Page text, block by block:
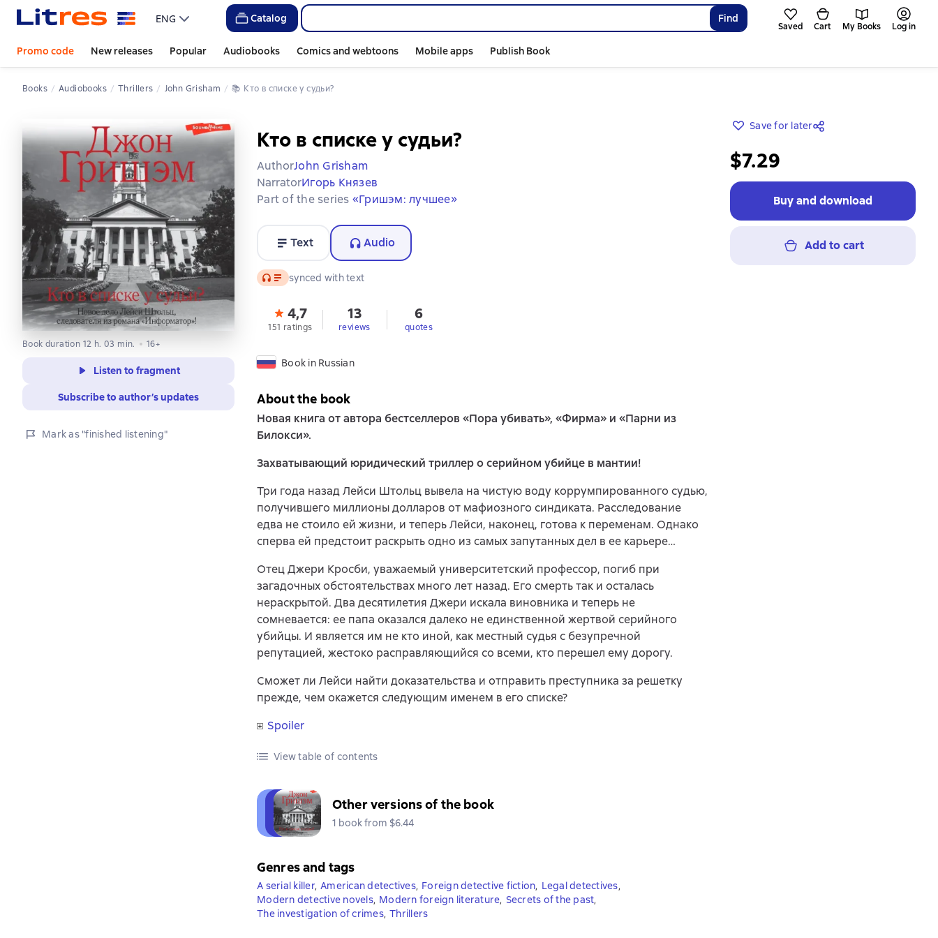
ENG Catalog Find
Saved Cart My Books Log in
Promo code New releases Popular Audiobooks Comics and webtoons Mobile apps Publish Book
Books Audiobooks Thrillers John Grisham 📚 Кто в списке у судьи?
Book duration 12 h. 03 min. 16+
Listen to fragment
Subscribe to author’s updates
Mark as "finished listening"
Кто в списке у судьи?
AuthorJohn Grisham
NarratorИгорь Князев
Part of the series «Гришэм: лучшее»
Text Audio
Audio synced with text
4,7
151 ratings
13
reviews
6
quotes
Book in Russian
Save for later
$7.29
Buy and download
Add to cart
About the book
Новая книга от автора бестселлеров «Пора убивать», «Фирма» и «Парни из
Билокси».
Захватывающий юридический триллер о серийном убийце в мантии!
Три года назад Лейси Штольц вывела на чистую воду коррумпированного судью,
получившего миллионы долларов от мафиозного синдиката. Расследование
едва не стоило ей жизни, и теперь Лейси, наконец, готова к переменам. Однако
сперва ей предстоит раскрыть одно из самых запутанных дел в ее карьере…
Отец Джери Кросби, уважаемый университетский профессор, погиб при
загадочных обстоятельствах много лет назад. Его смерть так и осталась
нераскрытой. Два десятилетия Джери искала виновника и теперь не
сомневается: ее папа оказался далеко не единственной жертвой серийного
убийцы. И является им не кто иной, как местный судья с безупречной
репутацией, жестоко расправляющийся со всеми, кто перешел ему дорогу.
Сможет ли Лейси найти доказательства и отправить преступника за решетку
прежде, чем окажется следующим именем в его списке?
Spoiler
View table of contents
Other versions of the book
1 book from $6.44
Genres and tags
A serial killer, American detectives, Foreign detective fiction, Legal detectives,
Modern detective novels, Modern foreign literature, Secrets of the past,
The investigation of crimes, Thrillers